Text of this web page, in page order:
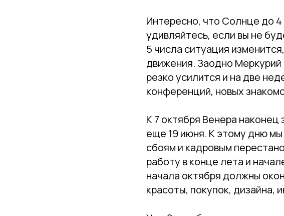
Интересно, что Солнце до 4
удивляйтесь, если вы не
5 числа ситуация
движения. Заодно Меркурий
резко усилится и на две
конференций, новых
К 7 октября Венера
еще 19 июня. К этому дню
сбоям и кадровым
работу в конце лета и
начала октября должны
красоты, покупок, дизайна,